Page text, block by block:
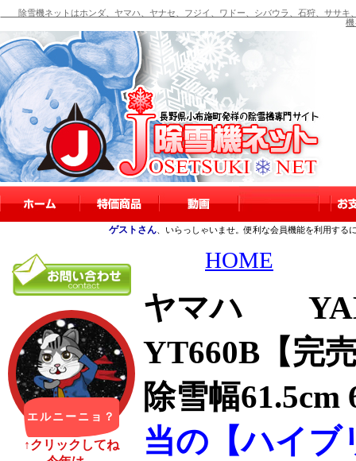
除雪機ネットはホンダ、ヤマハ、ヤナセ、フジイ、ワドー、シバウラ、石狩、ササキ
機
ゲストさん 、いらっしゃいませ。便利な会員機能を利用する
HOME
ヤマハ
YT660B【完
除雪幅
当の【ハイ